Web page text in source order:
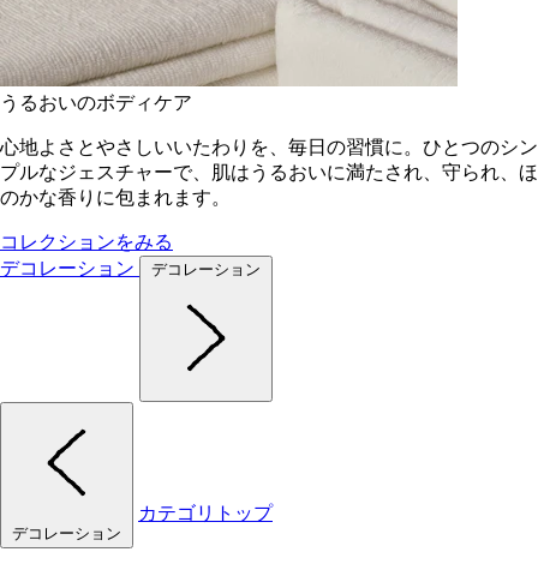
うるおいのボディケア
心地よさとやさしいいたわりを、毎日の習慣に。ひとつのシン
プルなジェスチャーで、肌はうるおいに満たされ、守られ、ほ
のかな香りに包まれます。
コレクションをみる
デコレーション
デコレーション
デコレーション
カテゴリトップ